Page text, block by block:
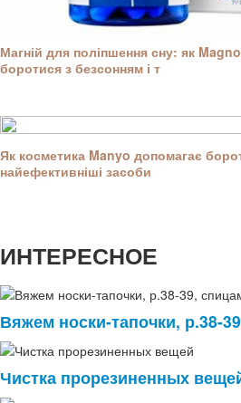
Магній для поліпшення сну: як
боротися з безсонням і т
Як косметика Manyo допомагає
найефективніші засоби
ИНТЕРЕСНОЕ
Вяжем носки-тапочки, р.38-
Чистка прорезиненных